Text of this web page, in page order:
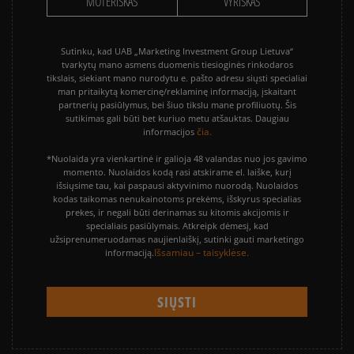
Sutinku, kad UAB „Marketing Investment Group Lietuva“
tvarkytų mano asmens duomenis tiesioginės rinkodaros
tikslais, siekiant mano nurodytu e. pašto adresu siųsti specialiai
man pritaikytą komercinę/reklaminę informaciją, įskaitant
partnerių pasiūlymus, bei šiuo tikslu mane profiliuotų. Šis
sutikimas gali būti bet kuriuo metu atšauktas. Daugiau
informacijos čia.
*Nuolaida yra vienkartinė ir galioja 48 valandas nuo jos gavimo
momento. Nuolaidos kodą rasi atskirame el. laiške, kurį
išsiųsime tau, kai paspausi aktyvinimo nuorodą. Nuolaidos
kodas taikomas nenukainotoms prekėms, išskyrus specialias
prekes, ir negali būti derinamas su kitomis akcijomis ir
specialiais pasiūlymais. Atkreipk dėmesį, kad
užsiprenumeruodamas naujienlaiškį, sutinki gauti marketingo
informaciją.Išsamiau – taisyklėse.